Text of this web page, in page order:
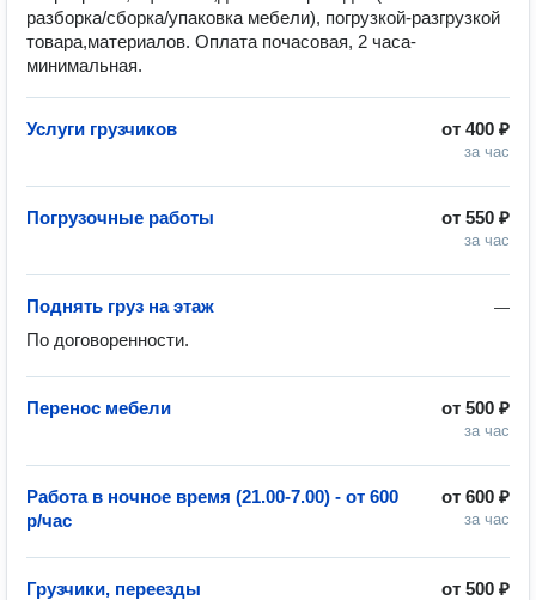
разборка/сборка/упаковка мебели), погрузкой-разгрузкой
товара,материалов. Оплата почасовая, 2 часа-
минимальная.
от 400 ₽
за час
Услуги грузчиков
от 550 ₽
за час
Погрузочные работы
—
Поднять груз на этаж
По договоренности.
от 500 ₽
за час
Перенос мебели
от 600 ₽
за час
Работа в ночное время (21.00-7.00) - от 600
р/час
от 500 ₽
Грузчики, переезды